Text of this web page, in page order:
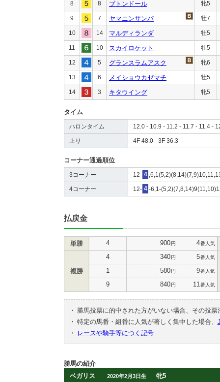
8 8 ブトンドール 牝5
9 7 ヤマニンサンパ 牡7
10 14 マルディランダ 牡5
11 10 スカイロケット 牡5
12 5 グランスラムアスク 牝6
13 6 メイショウカゼマチ 牡5
14 3 キタウイング 牝5
タイム
ハロンタイム 12.0 - 10.9 - 11.2 - 11.7 - 11.4 -
上り 4F 48.0 - 3F 36.3
コーナー通過順位
3コーナー 12- 4
4コーナー 12- 4 -6,1-
払戻金
単勝 4 900円 4番人気
複勝
4 340円 5番人気
1 580円 9番人気
9 840円 11 番人気
・
勝馬投票に的中された方がいない場合、その投
・ 特定の馬番・組番に人気が著しく集中した場合、
・
レースや騎手等につく記号
勝馬の紹介
ベガリス
2020年2月3日生 牝5